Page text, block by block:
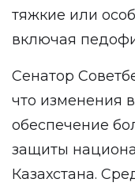
тяжкие или
включая
Сенатор
что изменения
обеспечение
защиты
Казахстана.